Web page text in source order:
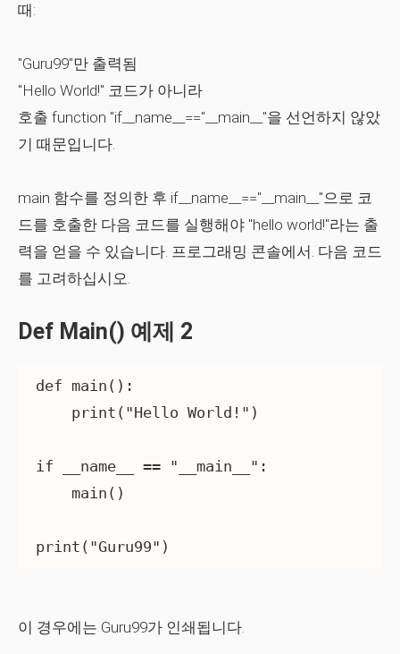
때:
"Guru99"만 출력됨
"Hello World!" 코드가 아니라
호출 function "if__name__=="__main__"을 선언하지 않았
기 때문입니다.
main 함수를 정의한 후 if__name__=="__main__"으로 코
드를 호출한 다음 코드를 실행해야 "hello world!"라는 출
력을 얻을 수 있습니다. 프로그래밍 콘솔에서. 다음 코드
를 고려하십시오.
Def Main() 예제 2
def main():
    print("Hello World!")
if __name__ == "__main__":
    main()
이 경우에는 Guru99가 인쇄됩니다.